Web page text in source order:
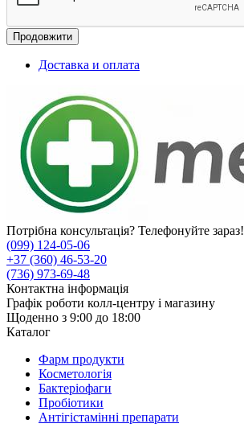
Продовжити
Доставка и оплата
Потрібна консультація? Телефонуйте зараз!
(099) 124-05-06
+37 (360) 46-53-20
(736) 973-69-48
Контактна інформація
Графік роботи колл-центру і магазину
Щоденно з 9:00 до 18:00
Каталог
Фарм продукти
Косметологія
Бактеріофаги
Пробіотики
Антігістамінні препарати